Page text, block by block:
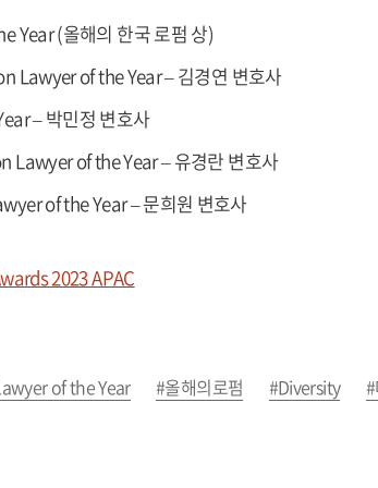
Year (올해의 한국 로펌 상)
Lawyer of the Year – 김경연 변호사
– 박민정 변호사
Lawyer of the Year – 유경란 변호사
of the Year – 문희원 변호사
2023 APAC
of the Year #올해의로펌 #Diversity